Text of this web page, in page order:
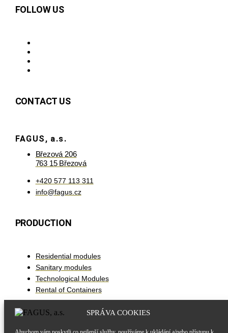
SPRÁVA COOKIES
FOLLOW US
CONTACT US
FAGUS, a.s.
Březová 206
763 15 Březová
+420 577 113 311
info@fagus.cz
PRODUCTION
Residential modules
Sanitary modules
Technological Modules
Rental of Containers